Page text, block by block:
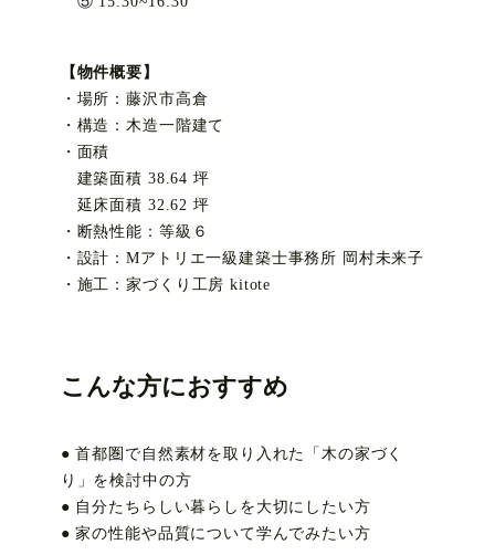
【物件概要】
・場所：藤沢市高倉
・構造：木造一階建て
・面積
建築面積 38.64 坪
延床面積 32.62 坪
・断熱性能：等級６
・設計：Mアトリエ一級建築士事務所 岡村未来子
・施工：家づくり工房 kitote
こんな方におすすめ
● 首都圏で自然素材を取り入れた「木の家づく
り」を検討中の方
● 自分たちらしい暮らしを大切にしたい方
● 家の性能や品質について学んでみたい方